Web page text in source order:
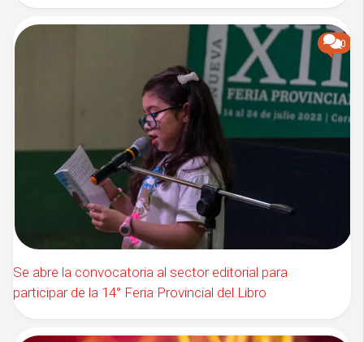
0
Se abre la convocatoria al sector editorial para
participar de la 14° Feria Provincial del Libro